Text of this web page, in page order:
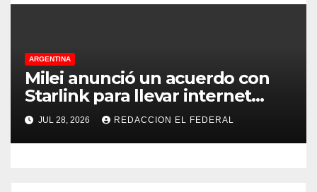
ARGENTINA
Milei anunció un acuerdo con
Starlink para llevar internet
satelital a 6.000 escuelas
rurales en todo el país
JUL 28, 2026 REDACCION EL FEDERAL